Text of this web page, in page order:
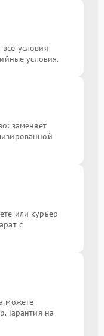
условия
условия.
заменяет
или курьер
с
можете
Гарантия на